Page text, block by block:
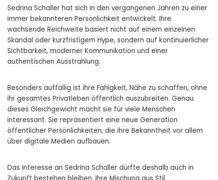
Sedrina Schaller hat sich in den vergangenen Jahren zu einer
immer bekannteren Persönlichkeit entwickelt. Ihre
wachsende Reichweite basiert nicht auf einem einzelnen
Skandal oder kurzfristigem Hype, sondern auf kontinuierlicher
Sichtbarkeit, moderner Kommunikation und einer
authentischen Ausstrahlung.
Besonders auffällig ist ihre Fähigkeit, Nähe zu schaffen, ohne
ihr gesamtes Privatleben öffentlich auszubreiten. Genau
dieses Gleichgewicht macht sie für viele Menschen
interessant. Sie repräsentiert eine neue Generation
öffentlicher Persönlichkeiten, die ihre Bekanntheit vor allem
über digitale Medien aufbauen.
Das Interesse an Sedrina Schaller dürfte deshalb auch in